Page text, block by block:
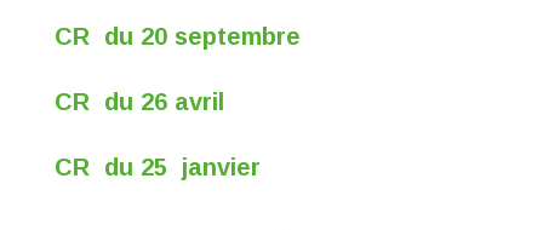
CR du 20 septembre
CR du 26 avril
CR du 25 janvier